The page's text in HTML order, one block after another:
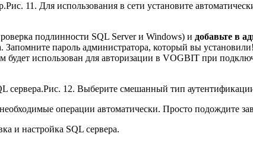
Рис. 11. Для использования в сети установите
подлинности SQL Server и Windows) и добавьте в
пароль администратора, который вы
будет использован для авторизации в VOGBIT при
Рис. 12. Выберите смешанный тип
операции автоматически. Просто подождите
и настройка SQL сервера.